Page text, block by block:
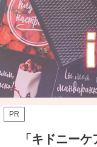
PR
「キドニー